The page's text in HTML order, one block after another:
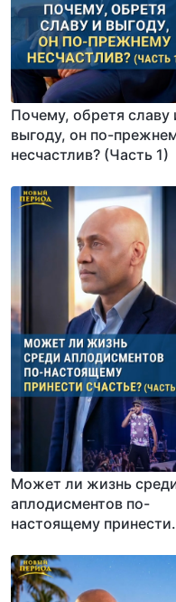
Почему, обретя славу
выгоду, он по-
несчастлив? (Часть 1)
Может ли жизнь
аплодисментов по-
настоящему принести